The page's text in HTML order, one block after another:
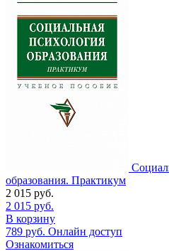
образования. Практикум
2 015 руб.
2 015 руб.
В корзину
789 руб. Онлайн доступ
Ознакомиться